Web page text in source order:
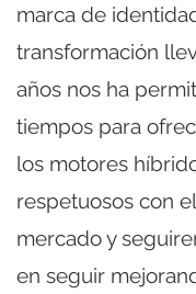
marca de
transformación
años nos ha
tiempos para
los motores
respetuosos con
mercado y
en seguir